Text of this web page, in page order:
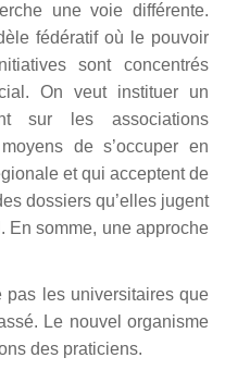
une voie différente.
fédératif où le pouvoir
sont concentrés
On veut instituer un
sur les associations
de s’occuper en
et qui acceptent de
dossiers qu’elles jugent
En somme, une approche
pas les universitaires que
Le nouvel organisme
des praticiens.